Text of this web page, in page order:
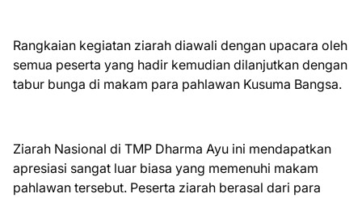
Rangkaian kegiatan ziarah diawali dengan upacara oleh
semua peserta yang hadir kemudian dilanjutkan dengan
tabur bunga di makam para pahlawan Kusuma Bangsa.
Ziarah Nasional di TMP Dharma Ayu ini mendapatkan
apresiasi sangat luar biasa yang memenuhi makam
pahlawan tersebut. Peserta ziarah berasal dari para